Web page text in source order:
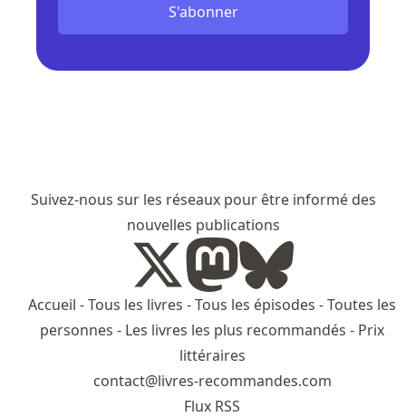
S'abonner
Suivez-nous sur les réseaux pour être informé des
nouvelles publications
Accueil -Tous les livres -Tous les épisodes -Toutes les
personnes - Les livres les plus recommandés - Prix
littéraires
contact@livres-recommandes.com
Flux RSS